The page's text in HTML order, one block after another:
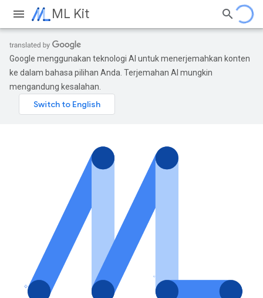
ML Kit
Google menggunakan teknologi AI untuk menerjemahkan konten
ke dalam bahasa pilihan Anda. Terjemahan AI mungkin
mengandung kesalahan.